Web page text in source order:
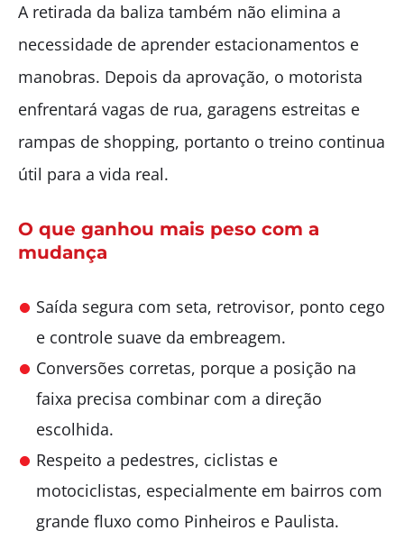
A retirada da baliza também não elimina a
necessidade de aprender estacionamentos e
manobras. Depois da aprovação, o motorista
enfrentará vagas de rua, garagens estreitas e
rampas de shopping, portanto o treino continua
útil para a vida real.
O que ganhou mais peso com a
mudança
Saída segura com seta, retrovisor, ponto cego
e controle suave da embreagem.
Conversões corretas, porque a posição na
faixa precisa combinar com a direção
escolhida.
Respeito a pedestres, ciclistas e
motociclistas, especialmente em bairros com
grande fluxo como Pinheiros e Paulista.